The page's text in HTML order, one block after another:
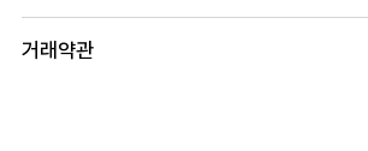
거래약관